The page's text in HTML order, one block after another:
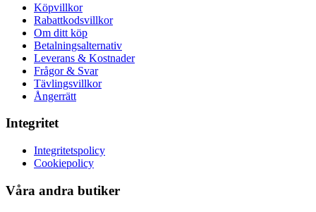
Köpvillkor
Rabattkodsvillkor
Om ditt köp
Betalningsalternativ
Leverans & Kostnader
Frågor & Svar
Tävlingsvillkor
Ångerrätt
Integritet
Integritetspolicy
Cookiepolicy
Våra andra butiker